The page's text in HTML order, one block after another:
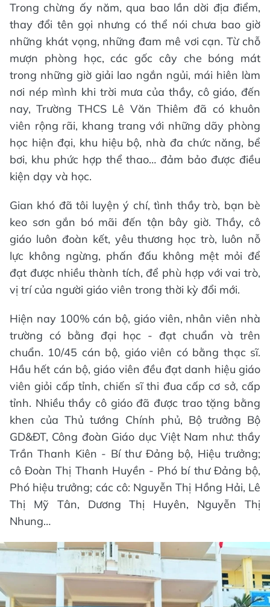
Trong chừng ấy năm, qua bao lần dời địa điểm,
thay đổi tên gọi nhưng có thể nói chưa bao giờ
những khát vọng, những đam mê vơi cạn. Từ chỗ
mượn phòng học, các gốc cây che bóng mát
trong những giờ giải lao ngắn ngủi, mái hiên làm
nơi nép mình khi trời mưa của thầy, cô giáo, đến
nay, Trường THCS Lê Văn Thiêm đã có khuôn
viên rộng rãi, khang trang với những dãy phòng
học hiện đại, khu hiệu bộ, nhà đa chức năng, bể
bơi, khu phức hợp thể thao… đảm bảo được điều
kiện dạy và học.
Gian khó đã tôi luyện ý chí, tình thầy trò, bạn bè
keo sơn gắn bó mãi đến tận bây giờ. Thầy, cô
giáo luôn đoàn kết, yêu thương học trò, luôn nỗ
lực không ngừng, phấn đấu không mệt mỏi để
đạt được nhiều thành tích, để phù hợp với vai trò,
vị trí của người giáo viên trong thời kỳ đổi mới.
Hiện nay 100% cán bộ, giáo viên, nhân viên nhà
trường có bằng đại học - đạt chuẩn và trên
chuẩn. 10/45 cán bộ, giáo viên có bằng thạc sĩ.
Hầu hết cán bộ, giáo viên đều đạt danh hiệu giáo
viên giỏi cấp tỉnh, chiến sĩ thi đua cấp cơ sở, cấp
tỉnh. Nhiều thầy cô giáo đã được trao tặng bằng
khen của Thủ tướng Chính phủ, Bộ trưởng Bộ
GD&ĐT, Công đoàn Giáo dục Việt Nam như: thầy
Trần Thanh Kiên - Bí thư Đảng bộ, Hiệu trưởng;
cô Đoàn Thị Thanh Huyền - Phó bí thư Đảng bộ,
Phó hiệu trưởng; các cô: Nguyễn Thị Hồng Hải, Lê
Thị Mỹ Tân, Dương Thị Huyên, Nguyễn Thị
Nhung…